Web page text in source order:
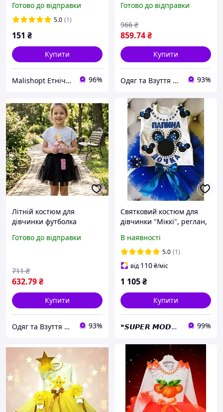
під боді вишиванку 62 68
74 80 92
Готово до відправки
5.0 (1)
151 ₴
Купити
Malishopt Етнічний одяг та головні убори, все для хрещення 96%
Бавовна Угорщина 128
128
Готово до відправки
859.74₴
966 ₴
Купити
Одяг та Взуття для життя! 93%
Літній костюм для
дівчинки футболка
104 110 116 122 128 134
Готово до відправки
632.79₴
711 ₴
Купити
Одяг та Взуття для життя! 93%
Святковий костюм для
дівчинки "Міккі", реглан,
Brend, колір білий + синій
В наявності
5.0 (1)
від 110₴/міс
1 105₴
Купити
❝𝙎𝙐𝙋𝙀𝙍 𝙈𝙊𝘿𝙉𝙄𝙆𝙐❝ 99%